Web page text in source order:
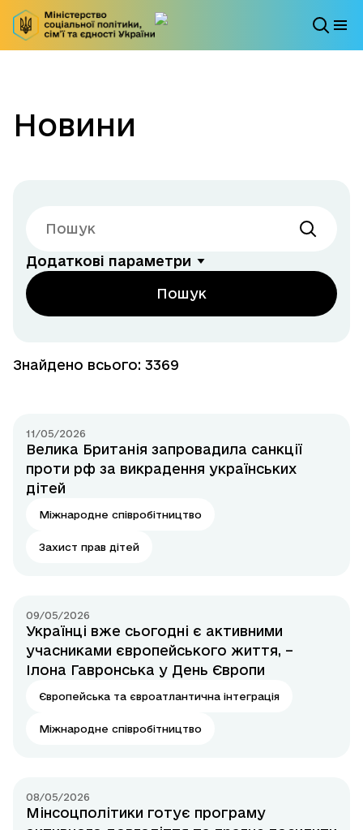
Новини
Додаткові параметри
Пошук
Знайдено всього: 3369
11/05/2026
Велика Британія запровадила санкції
проти рф за викрадення українських
дітей
Міжнародне співробітництво
Захист прав дітей
09/05/2026
Українці вже сьогодні є активними
учасниками європейського життя, –
Ілона Гавронська у День Європи
Європейська та євроатлантична інтеграція
Міжнародне співробітництво
08/05/2026
Мінсоцполітики готує програму